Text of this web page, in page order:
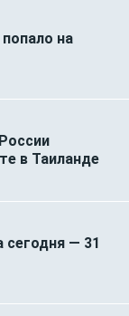
на
в Таиланде
сегодня — 31